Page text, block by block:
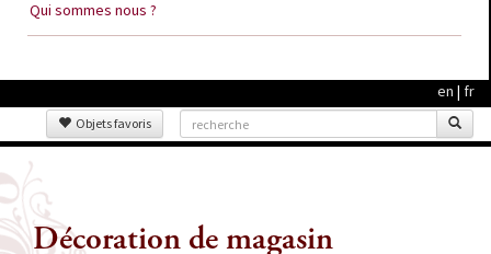
Qui sommes nous ?
en | fr
Objets favoris
Décoration de magasin